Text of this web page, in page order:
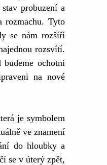
probuzení a
rozmachu. Tyto
se nám rozšíří
rozsvítí.
ochotni
na nové
je symbolem
ve znamení
do hloubky a
se v úterý zpět,